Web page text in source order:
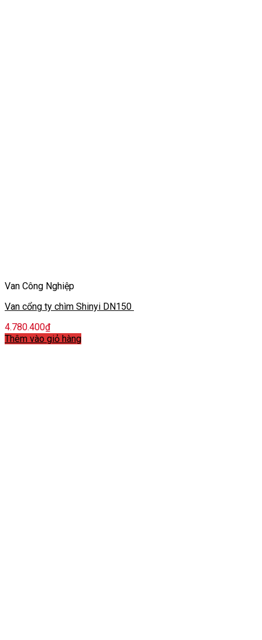
Van Công Nghiệp
Van cổng ty chìm Shinyi DN150
4.780.400₫
Thêm vào giỏ hàng